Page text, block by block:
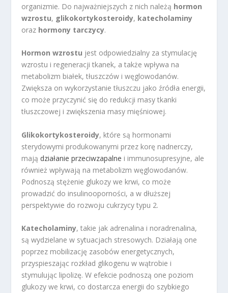
organizmie. Do najważniejszych z nich należą hormon
wzrostu, glikokortykosteroidy, katecholaminy
oraz hormony tarczycy.
Hormon wzrostu jest odpowiedzialny za stymulację
wzrostu i regeneracji tkanek, a także wpływa na
metabolizm białek, tłuszczów i węglowodanów.
Zwiększa on wykorzystanie tłuszczu jako źródła energii,
co może przyczynić się do redukcji masy tkanki
tłuszczowej i zwiększenia masy mięśniowej.
Glikokortykosteroidy, które są hormonami
sterydowymi produkowanymi przez korę nadnerczy,
mają działanie przeciwzapalne i immunosupresyjne, ale
również wpływają na metabolizm węglowodanów.
Podnoszą stężenie glukozy we krwi, co może
prowadzić do insulinooporności, a w dłuższej
perspektywie do rozwoju cukrzycy typu 2.
Katecholaminy, takie jak adrenalina i noradrenalina,
są wydzielane w sytuacjach stresowych. Działają one
poprzez mobilizację zasobów energetycznych,
przyspieszając rozkład glikogenu w wątrobie i
stymulując lipolizę. W efekcie podnoszą one poziom
glukozy we krwi, co dostarcza energii do szybkiego